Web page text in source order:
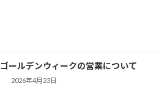
ゴールデンウィークの営業について
2026年4月23日